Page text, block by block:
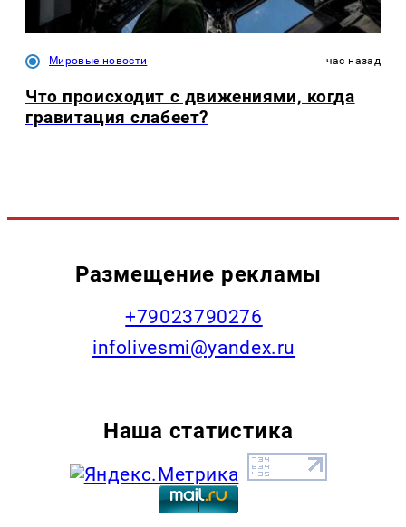
Мировые новости час назад
Что происходит с движениями, когда
гравитация слабеет?
Размещение рекламы
+79023790276
infolivesmi@yandex.ru
Наша статистика